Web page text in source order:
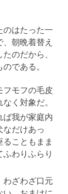
のはたった一
朝晩着替え
のだから、
である。
フモフの毛皮
く対象だ。
ば我が家庭内
だけあっ
こともまま
わりふらり
わざわざ口元